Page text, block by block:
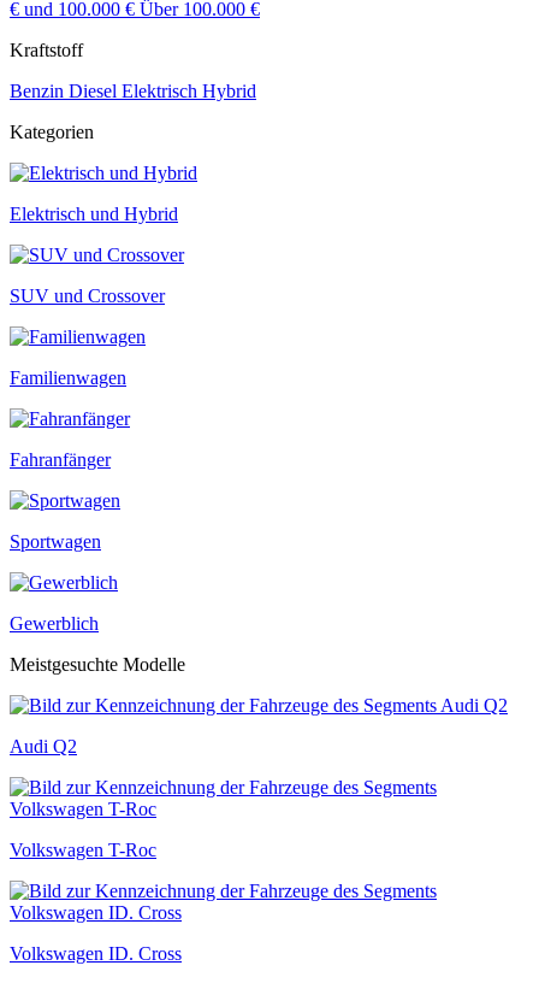
€ und 100.000 € Über 100.000 €
Kraftstoff
Benzin Diesel Elektrisch Hybrid
Kategorien
Elektrisch und Hybrid
SUV und Crossover
Familienwagen
Fahranfänger
Sportwagen
Gewerblich
Meistgesuchte Modelle
Audi Q2
Volkswagen T-Roc
Volkswagen ID. Cross